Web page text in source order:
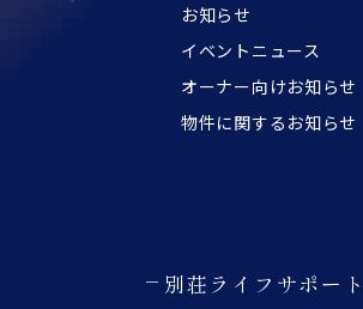
お知らせ
イベントニュース
オーナー向けお知らせ
物件に関するお知らせ
別荘ライフサポート